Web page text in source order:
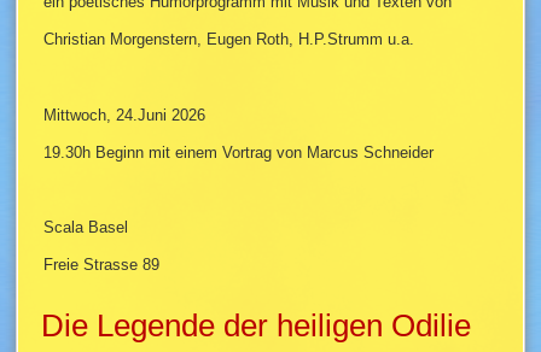
Christian Morgenstern, Eugen Roth, H.P.Strumm u.a.
Mittwoch, 24.Juni 2026
19.30h Beginn mit einem Vortrag von Marcus Schneider
Scala Basel
Freie Strasse 89
Die Legende der heiligen Odilie